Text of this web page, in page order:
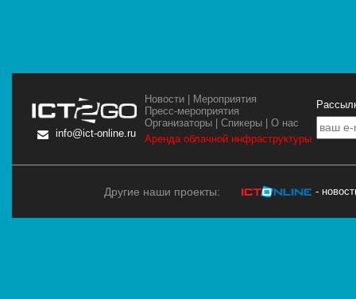
info@ict-online.ru
Новости | Мероприятия
Пресс-мероприятия
Организаторы |Спикеры |О нас
Аренда облачной инфраструктуры
Другие наши проекты: -